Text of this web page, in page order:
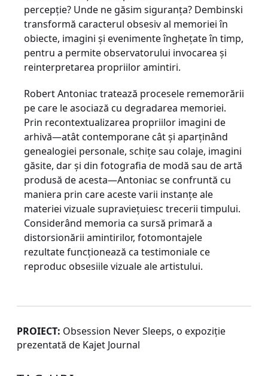
percepție? Unde ne găsim siguranța? Dembinski
transformă caracterul obsesiv al memoriei în
obiecte, imagini și evenimente înghețate în timp,
pentru a permite observatorului invocarea și
reinterpretarea propriilor amintiri.
Robert Antoniac tratează procesele rememorării
pe care le asociază cu degradarea memoriei.
Prin recontextualizarea propriilor imagini de
arhivă—atât contemporane cât și aparținând
genealogiei personale, schițe sau colaje, imagini
găsite, dar și din fotografia de modă sau de artă
produsă de acesta—Antoniac se confruntă cu
maniera prin care aceste varii instanțe ale
materiei vizuale supraviețuiesc trecerii timpului.
Considerând memoria ca sursă primară a
distorsionării amintirilor, fotomontajele
rezultate funcționează ca testimoniale ce
reproduc obsesiile vizuale ale artistului.
PROIECT: Obsession Never Sleeps, o expoziție
prezentată de Kajet Journal